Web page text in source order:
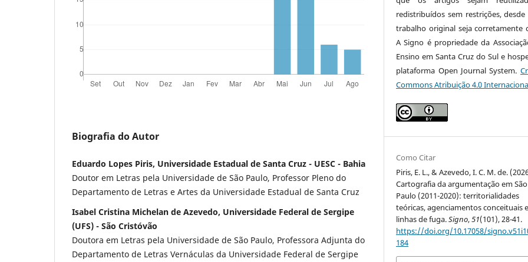
Biografia do Autor
Eduardo Lopes Piris, Universidade Estadual de Santa Cruz - UESC - Bahia
Doutor em Letras pela Universidade de São Paulo, Professor Pleno do
Departamento de Letras e Artes da Universidade Estadual de Santa Cruz
Isabel Cristina Michelan de Azevedo, Universidade Federal de Sergipe
(UFS) - São Cristóvão
Doutora em Letras pela Universidade de São Paulo, Professora Adjunta do
Departamento de Letras Vernáculas da Universidade Federal de Sergipe
redistribuídos sem restrições,
trabalho original seja corretamente
A Signo é propriedade da
Ensino em Santa Cruz do Sul e
plataforma Open Journal System.
Commons Atribuição 4.0
Como Citar
Piris, E. L., & Azevedo, I. C. M. de.
Cartografia da argumentação em São
Paulo (2011-2020): territorialidades
teóricas, agenciamentos conceituais e
linhas de fuga.Signo,51(101), 28-41.
https://doi.org/10.17058/
184